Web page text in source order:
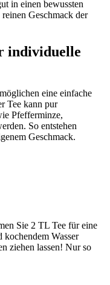
in einen bewussten
Geschmack der
individuelle
eine einfache
Tee kann pur
Pfefferminze,
So entstehen
Geschmack.
Sie 2 TL Tee für eine
kochendem Wasser
ziehen lassen! Nur so